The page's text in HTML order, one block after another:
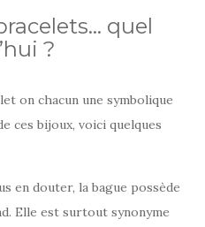
quel
?
on chacun une symbolique
ces bijoux, voici quelques
en douter, la bague possède
Elle est surtout synonyme